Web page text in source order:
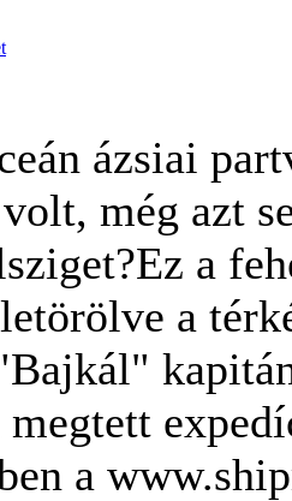
ázsiai
még azt
a
a
a